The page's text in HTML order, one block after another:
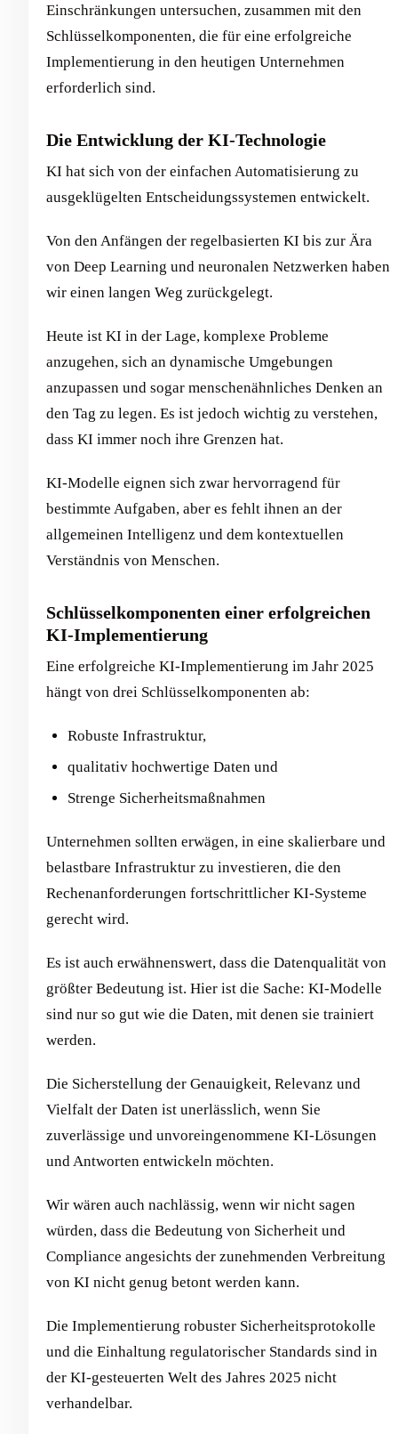
Einschränkungen untersuchen, zusammen mit den
Schlüsselkomponenten, die für eine erfolgreiche
Implementierung in den heutigen Unternehmen
erforderlich sind.
Die Entwicklung der KI-Technologie
KI hat sich von der einfachen Automatisierung zu
ausgeklügelten Entscheidungssystemen entwickelt.
Von den Anfängen der regelbasierten KI bis zur Ära
von Deep Learning und neuronalen Netzwerken haben
wir einen langen Weg zurückgelegt.
Heute ist KI in der Lage, komplexe Probleme
anzugehen, sich an dynamische Umgebungen
anzupassen und sogar menschenähnliches Denken an
den Tag zu legen. Es ist jedoch wichtig zu verstehen,
dass KI immer noch ihre Grenzen hat.
KI-Modelle eignen sich zwar hervorragend für
bestimmte Aufgaben, aber es fehlt ihnen an der
allgemeinen Intelligenz und dem kontextuellen
Verständnis von Menschen.
Schlüsselkomponenten einer erfolgreichen
KI-Implementierung
Eine erfolgreiche KI-Implementierung im Jahr 2025
hängt von drei Schlüsselkomponenten ab:
Robuste Infrastruktur,
qualitativ hochwertige Daten und
Strenge Sicherheitsmaßnahmen
Unternehmen sollten erwägen, in eine skalierbare und
belastbare Infrastruktur zu investieren, die den
Rechenanforderungen fortschrittlicher KI-Systeme
gerecht wird.
Es ist auch erwähnenswert, dass die Datenqualität von
größter Bedeutung ist. Hier ist die Sache: KI-Modelle
sind nur so gut wie die Daten, mit denen sie trainiert
werden.
Die Sicherstellung der Genauigkeit, Relevanz und
Vielfalt der Daten ist unerlässlich, wenn Sie
zuverlässige und unvoreingenommene KI-Lösungen
und Antworten entwickeln möchten.
Wir wären auch nachlässig, wenn wir nicht sagen
würden, dass die Bedeutung von Sicherheit und
Compliance angesichts der zunehmenden Verbreitung
von KI nicht genug betont werden kann.
Die Implementierung robuster Sicherheitsprotokolle
und die Einhaltung regulatorischer Standards sind in
der KI-gesteuerten Welt des Jahres 2025 nicht
verhandelbar.